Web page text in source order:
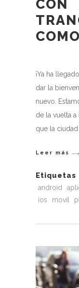
CON
¡Ya ha
dar la
nuevo.
de la vuelta
que la
Leer más
Etiquetas
android
ios
movil